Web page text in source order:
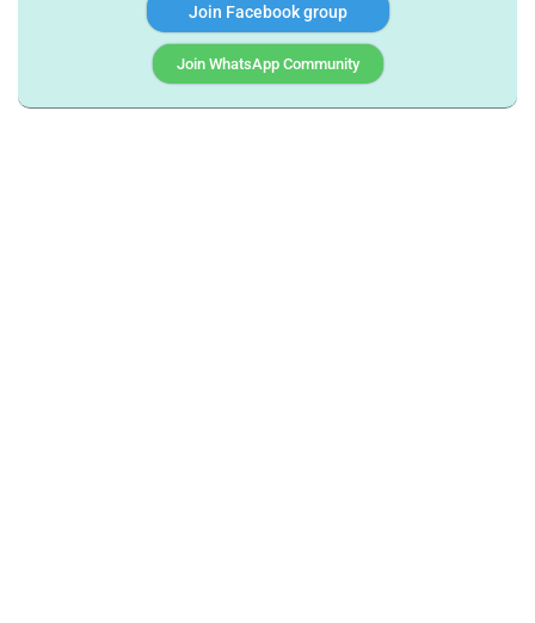
Join Facebook group
Join WhatsApp Community